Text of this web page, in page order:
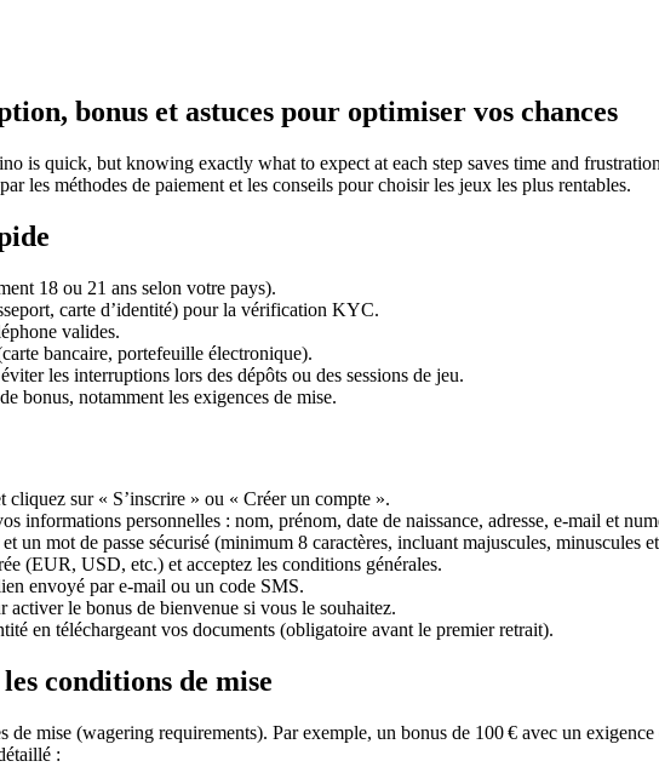
bonus et astuces pour optimiser vos chances
is quick, but knowing exactly what to expect at each step saves time and
les méthodes de paiement et les conseils pour choisir les jeux les plus rentables.
18 ou 21 ans selon votre pays).
carte d’identité) pour la vérification KYC.
valides.
bancaire, portefeuille électronique).
les interruptions lors des dépôts ou des sessions de jeu.
bonus, notamment les exigences de mise.
cliquez sur « S’inscrire » ou « Créer un compte ».
informations personnelles : nom, prénom, date de naissance, adresse, e-mail et
un mot de passe sécurisé (minimum 8 caractères, incluant majuscules, minuscules
(EUR, USD, etc.) et acceptez les conditions générales.
envoyé par e-mail ou un code SMS.
le bonus de bienvenue si vous le souhaitez.
en téléchargeant vos documents (obligatoire avant le premier retrait).
conditions de mise
de mise (wagering requirements). Par exemple, un bonus de 100 € avec un
: